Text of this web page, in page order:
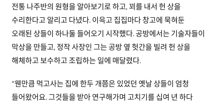
전통 나주반의 원형을 알아보기로 하고, 꾀를 내서 헌 상을
수리한다고 알리고 다녔다. 이윽고 집집마다 창고에 묵혀둔
오래된 상들이 하나둘 들어오기 시작했다. 공방에서는 기술자들이
막상을 만들고, 정작 사장인 그는 공방 옆 헛간을 빌려 헌 상을
해체하고 보수하고 조립하는 일에 매달렸다.
“웬만큼 먹고사는 집에 한두 개쯤은 있었던 옛날 상들이 엄청
들어왔어요. 그것들을 받아 연구해가며 고치기를 십여 년 하다